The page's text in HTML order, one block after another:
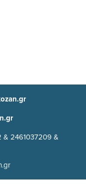
& 2461037209 &